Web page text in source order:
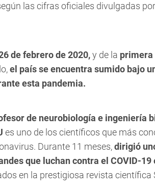
las cifras oficiales divulgadas
de febrero de 2020,y de la primera
el país se encuentra sumido bajo
esta pandemia.
de neurobiología e ingeniería
es uno de los científicos que más
Durante 11 meses,dirigió
que luchan contra el COVID-19
en la prestigiosa revista científica